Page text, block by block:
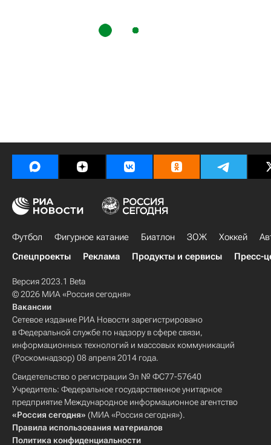
Футбол Фигурное катание Биатлон ЗОЖ Хоккей
Спецпроекты
Реклама Продукты и сервисы Пресс-
Версия 2023.1 Beta
© 2026 МИА «Россия сегодня»
Вакансии
Сетевое издание РИА Новости зарегистрировано
в Федеральной службе по надзору в сфере связи,
информационных технологий и массовых коммуникаций
(Роскомнадзор) 08 апреля 2014 года.
Свидетельство о регистрации Эл № ФС77-57640
Учредитель: Федеральное государственное унитарное
предприятие Международное информационное агентство
«Россия сегодня» (МИА «Россия сегодня»).
Правила использования материалов
Политика конфиденциальности